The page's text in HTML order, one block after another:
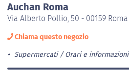
Auchan Roma
Via Alberto Pollio, 50 - 00159 Roma
Chiama questo negozio
Supermercati Orari e informazioni